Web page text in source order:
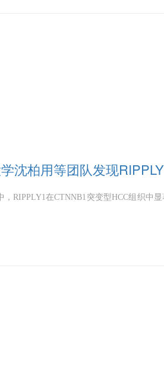
沈柏用等团队发现
RIPPLY1在CTNNB1突变型HCC组织中